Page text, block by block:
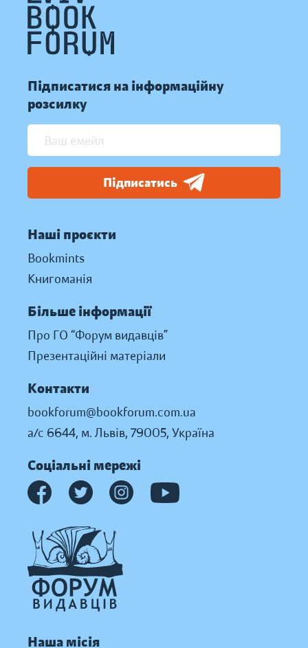
Підписатися на інформаційну
розсилку
Підписатись
Наші проєкти
Bookmints
Книгоманія
Більше інформації
Про ГО “Форум видавців”
Презентаційні матеріали
Контакти
bookforum@bookforum.com.ua
а/с 6644, м. Львів, 79005, Україна
Соціальні мережі
Наша місія